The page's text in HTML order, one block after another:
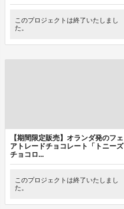
このプロジェクトは終了いたしまし
た。
【期間限定販売】オランダ発のフェ
アトレードチョコレート「トニーズ
チョコロ...
このプロジェクトは終了いたしまし
た。